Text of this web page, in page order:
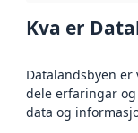
Kva er
Datalandsbyen
dele erfaringar
data og